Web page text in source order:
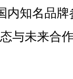
内知名品
与未来合